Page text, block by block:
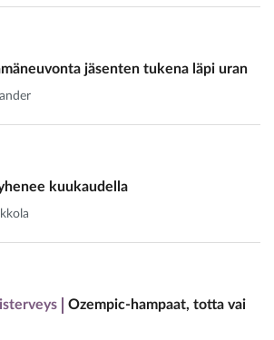
jäsenten tukena läpi uran
kuukaudella
Ozempic-hampaat, totta vai